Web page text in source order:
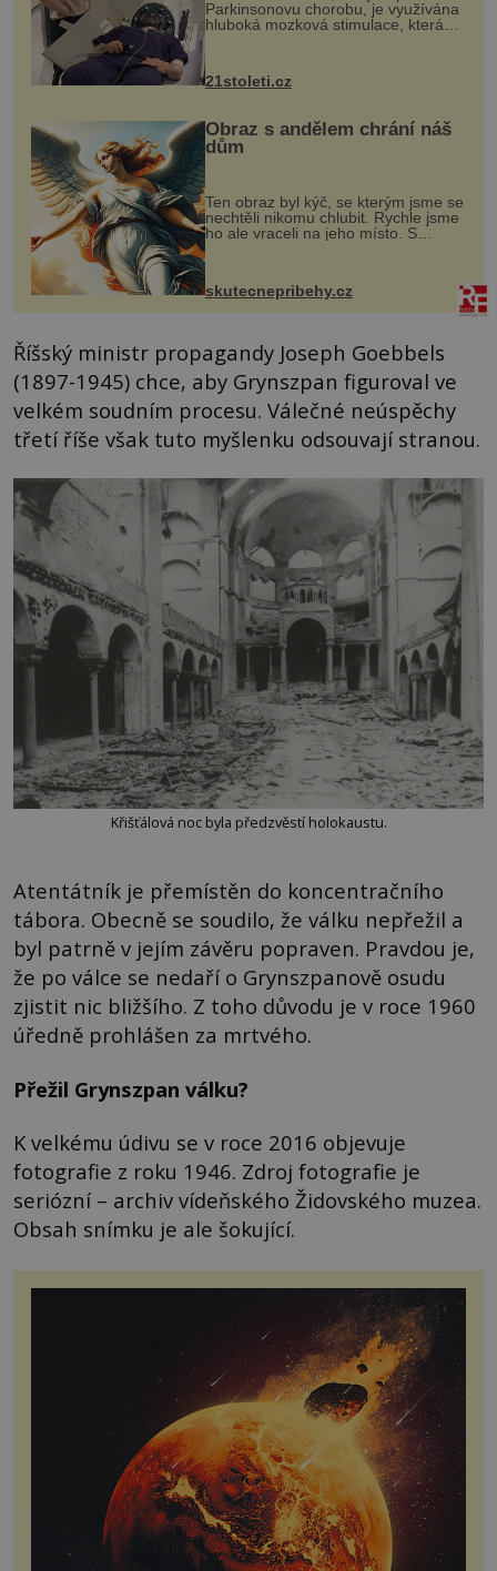
Parkinsonovu chorobu, je využívána
hluboká mozková stimulace, která
však vyžaduje vysoce invazivní
zákrok. Ultrazvuk zase není vhodný
k dostatečně přesnému zacílení ...
21stoleti.cz
Obraz s andělem chrání náš
dům
Ten obraz byl kýč, se kterým jsme se
nechtěli nikomu chlubit. Rychle jsme
ho ale vraceli na jeho místo. S
manželem Vaškem jsme si pořídili
chaloupku, takový domek na severu
Čech, kde jsme si naplánova...
skutecnepribehy.cz
Říšský ministr propagandy Joseph Goebbels
(1897-1945) chce, aby Grynszpan figuroval ve
velkém soudním procesu. Válečné neúspěchy
třetí říše však tuto myšlenku odsouvají stranou.
Křišťálová noc byla předzvěstí holokaustu.
Atentátník je přemístěn do koncentračního
tábora. Obecně se soudilo, že válku nepřežil a
byl patrně v jejím závěru popraven. Pravdou je,
že po válce se nedaří o Grynszpanově osudu
zjistit nic bližšího. Z toho důvodu je v roce 1960
úředně prohlášen za mrtvého.
Přežil Grynszpan válku?
K velkému údivu se v roce 2016 objevuje
fotografie z roku 1946. Zdroj fotografie je
seriózní – archiv vídeňského Židovského muzea.
Obsah snímku je ale šokující.